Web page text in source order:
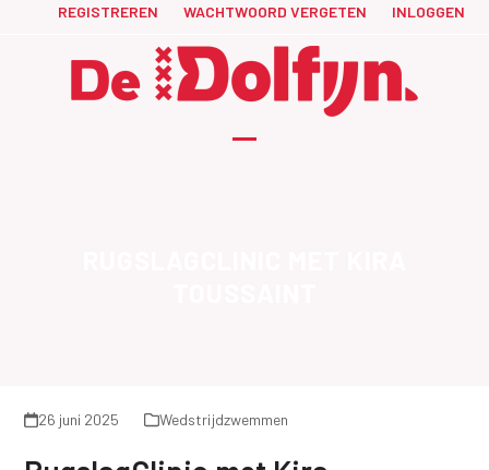
REGISTREREN WACHTWOORD VERGETEN INLOGGEN
26 juni 2025 Wedstrijdzwemmen